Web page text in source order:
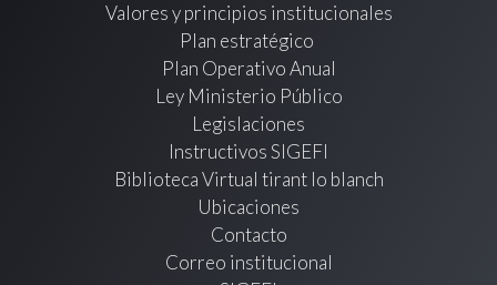
Valores y principios institucionales
Plan estratégico
Plan Operativo Anual
Ley Ministerio Público
Legislaciones
Instructivos SIGEFI
Biblioteca Virtual tirant lo blanch
Ubicaciones
Contacto
Correo institucional